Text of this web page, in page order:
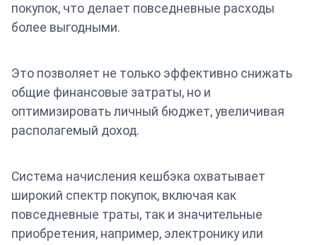
покупок, что делает повседневные расходы
более выгодными.
Это позволяет не только эффективно снижать
общие финансовые затраты, но и
оптимизировать личный бюджет, увеличивая
располагемый доход.
Система начисления кешбэка охватывает
широкий спектр покупок, включая как
повседневные траты, так и значительные
приобретения, например, электронику или